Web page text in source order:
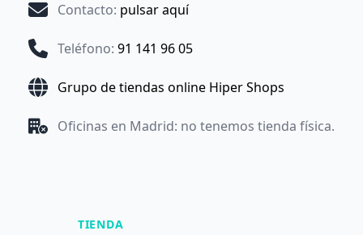
Contacto: pulsar aquí
Teléfono: 91 141 96 05
Grupo de tiendas online Hiper Shops
Oficinas en Madrid: no tenemos tienda física.
TIENDA